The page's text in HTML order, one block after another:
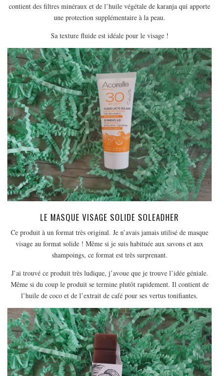
contient des filtres minéraux et de l’huile végétale de karanja qui apporte
une protection supplémentaire à la peau.
Sa texture fluide est idéale pour le visage !
LE MASQUE VISAGE SOLIDE SOLEADHER
Ce produit à un format très original. Je n’avais jamais utilisé de masque
visage au format solide ! Même si je suis habituée aux savons et aux
shampoings, ce format est très surprenant.
J’ai trouvé ce produit très ludique, j’avoue que je trouve l’idée géniale.
Même si du coup le produit se termine plutôt rapidement. Il contient de
l’huile de coco et de l’extrait de café pour ses vertus tonifiantes.